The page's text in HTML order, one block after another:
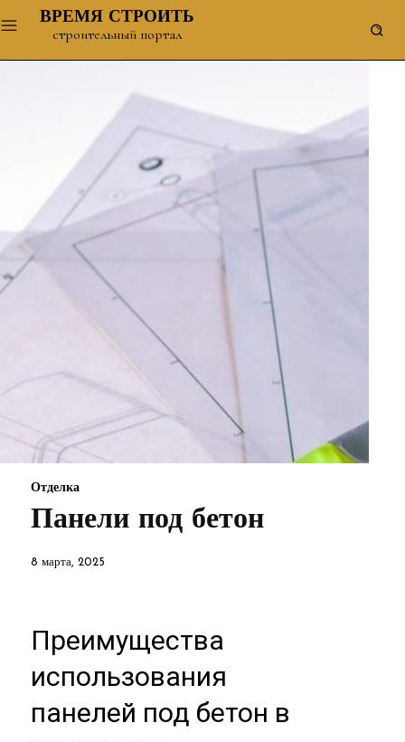
ВРЕМЯ СТРОИТЬ
строительный портал
Отделка
Панели под бетон
8 марта, 2025
Преимущества
использования
панелей под бетон в